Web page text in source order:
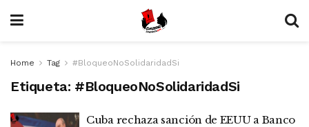
Home Tag #BloqueoNoSolidaridadSi
Etiqueta: #BloqueoNoSolidaridadSi
Cuba rechaza sanción de EEUU a Banco